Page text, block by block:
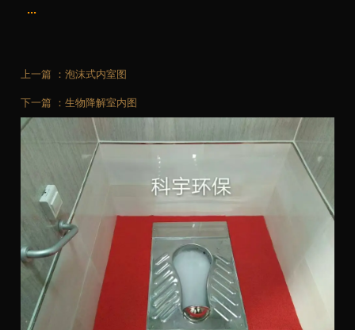
...
上一篇 ： 泡沫式内室图
下一篇 ： 生物降解室内图